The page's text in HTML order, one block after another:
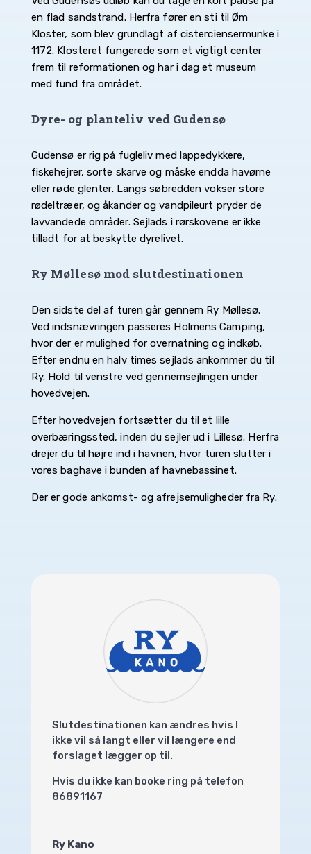
en flad sandstrand. Herfra fører en sti til Øm
Kloster, som blev grundlagt af cisterciensermunke i
1172. Klosteret fungerede som et vigtigt center
frem til reformationen og har i dag et museum
med fund fra området.
Dyre- og planteliv ved Gudensø
Gudensø er rig på fugleliv med lappedykkere,
fiskehejrer, sorte skarve og måske endda havørne
eller røde glenter. Langs søbredden vokser store
rødeltræer, og åkander og vandpileurt pryder de
lavvandede områder. Sejlads i rørskovene er ikke
tilladt for at beskytte dyrelivet.
Ry Møllesø mod slutdestinationen
Den sidste del af turen går gennem Ry Møllesø.
Ved indsnævringen passeres Holmens Camping,
hvor der er mulighed for overnatning og indkøb.
Efter endnu en halv times sejlads ankommer du til
Ry. Hold til venstre ved gennemsejlingen under
hovedvejen.
Efter hovedvejen fortsætter du til et lille
overbæringssted, inden du sejler ud i Lillesø. Herfra
drejer du til højre ind i havnen, hvor turen slutter i
vores baghave i bunden af havnebassinet.
Der er gode ankomst- og afrejsemuligheder fra Ry.
Slutdestinationen kan ændres hvis I
ikke vil så langt eller vil længere end
forslaget lægger op til.
Hvis du ikke kan booke ring på telefon
86891167
Ry Kano